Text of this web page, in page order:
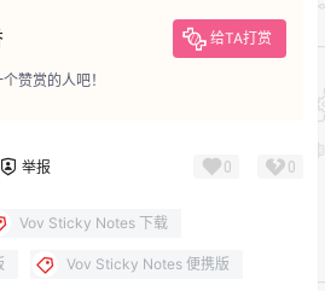
给TA打赏
赞赏的人吧！
举报 0 0
Vov Sticky Notes 下载
Vov Sticky Notes 便携版